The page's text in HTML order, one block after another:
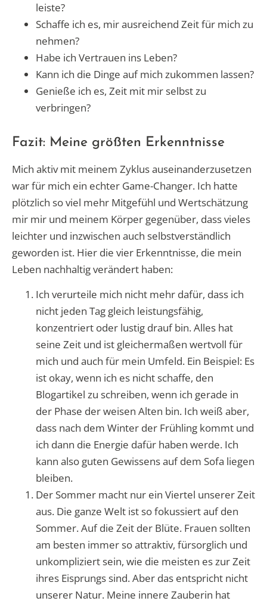
leiste?
Schaffe ich es, mir ausreichend Zeit für mich zu
nehmen?
Habe ich Vertrauen ins Leben?
Kann ich die Dinge auf mich zukommen lassen?
Genieße ich es, Zeit mit mir selbst zu
verbringen?
Fazit: Meine größten Erkenntnisse
Mich aktiv mit meinem Zyklus auseinanderzusetzen
war für mich ein echter Game-Changer. Ich hatte
plötzlich so viel mehr Mitgefühl und Wertschätzung
mir mir und meinem Körper gegenüber, dass vieles
leichter und inzwischen auch selbstverständlich
geworden ist. Hier die vier Erkenntnisse, die mein
Leben nachhaltig verändert haben:
Ich verurteile mich nicht mehr dafür, dass ich
nicht jeden Tag gleich leistungsfähig,
konzentriert oder lustig drauf bin. Alles hat
seine Zeit und ist gleichermaßen wertvoll für
mich und auch für mein Umfeld. Ein Beispiel: Es
ist okay, wenn ich es nicht schaffe, den
Blogartikel zu schreiben, wenn ich gerade in
der Phase der weisen Alten bin. Ich weiß aber,
dass nach dem Winter der Frühling kommt und
ich dann die Energie dafür haben werde. Ich
kann also guten Gewissens auf dem Sofa liegen
bleiben.
Der Sommer macht nur ein Viertel unserer Zeit
aus. Die ganze Welt ist so fokussiert auf den
Sommer. Auf die Zeit der Blüte. Frauen sollten
am besten immer so attraktiv, fürsorglich und
unkompliziert sein, wie die meisten es zur Zeit
ihres Eisprungs sind. Aber das entspricht nicht
unserer Natur. Meine innere Zauberin hat